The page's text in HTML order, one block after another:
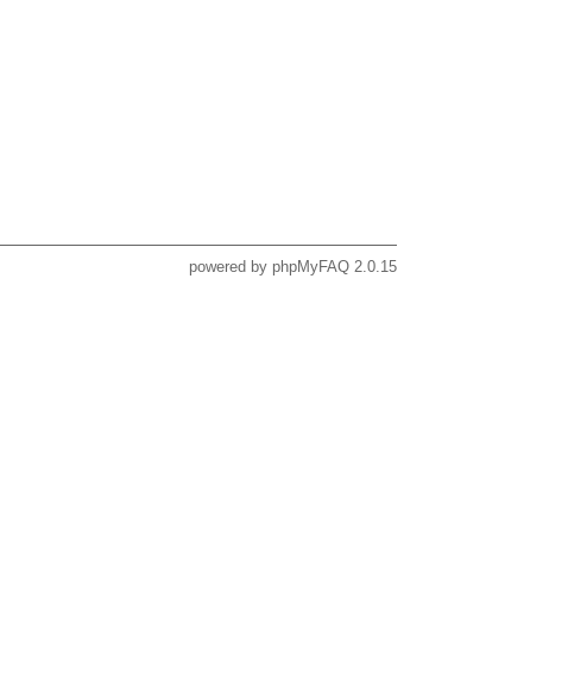
powered by phpMyFAQ 2.0.15